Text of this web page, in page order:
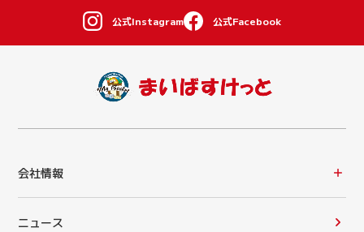
公式Instagram 公式Facebook
会社情報
ニュース